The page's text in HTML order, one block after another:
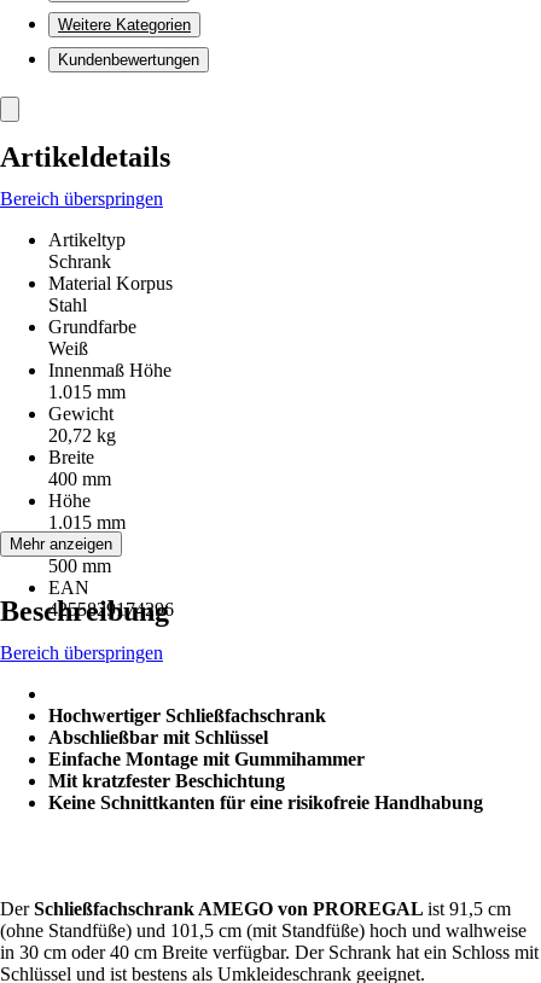
Weitere Kategorien
Kundenbewertungen
Artikeldetails
Bereich überspringen
Artikeltyp
Schrank
Material Korpus
Stahl
Grundfarbe
Weiß
Innenmaß Höhe
1.015 mm
Gewicht
20,72 kg
Breite
400 mm
Höhe
1.015 mm
Tiefe
500 mm
EAN
4255829174296
Mehr anzeigen
Beschreibung
Bereich überspringen
Hochwertiger Schließfachschrank
Abschließbar mit Schlüssel
Einfache Montage mit Gummihammer
Mit kratzfester Beschichtung
Keine Schnittkanten für eine risikofreie Handhabung
DerSchließfachschrank AMEGO von PROREGAL ist 91,5 cm
(ohne Standfüße) und 101,5 cm (mit Standfüße) hoch und walhweise
in 30 cm oder 40 cm Breite verfügbar. Der Schrank hat ein Schloss mit
Schlüssel und ist bestens als Umkleideschrank geeignet.